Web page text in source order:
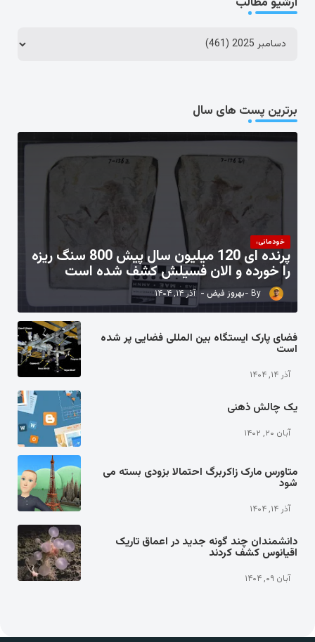
برترین پست های سال
خودمانی،
پرنده ای 120 میلیون سال پیش 800 سنگ ریزه
را خورده و الان فسیلش کشف شده است
بهروز فیض آذر ۱۴, ۱۴۰۴
فضای پارک ایستگاه بین المللی فضایی پر شده
است
آذر ۱۴, ۱۴۰۴
یک چالش ذهنی
آبان ۲۰, ۱۴۰۲
متاورس مارک زاکربرگ احتمالا بزودی بسته می
شود
آذر ۱۴, ۱۴۰۴
دانشمندان چند گونه جدید در اعماق تاریک
اقیانوس کشف کردند
آبان ۰۹, ۱۴۰۴